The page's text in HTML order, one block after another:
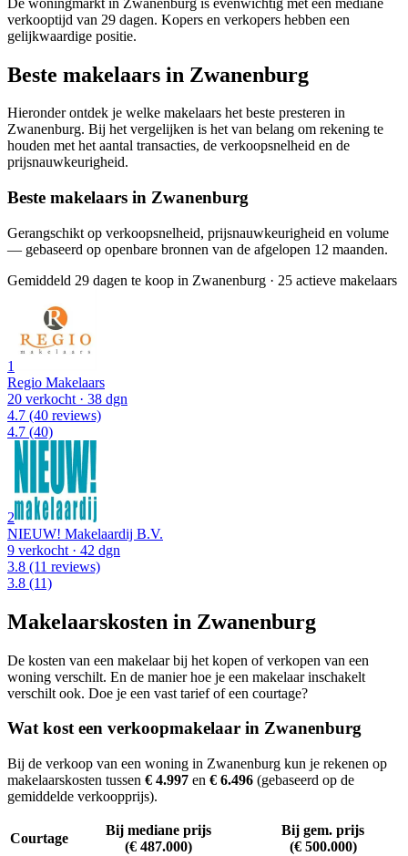
verkooptijd van 29 dagen. Kopers en verkopers hebben een
gelijkwaardige positie.
Beste makelaars in Zwanenburg
Hieronder ontdek je welke makelaars het beste presteren in
Zwanenburg. Bij het vergelijken is het van belang om rekening te
houden met het aantal transacties, de verkoopsnelheid en de
prijsnauwkeurigheid.
Beste makelaars in Zwanenburg
Gerangschikt op verkoopsnelheid, prijsnauwkeurigheid en volume
— gebaseerd op openbare bronnen van de afgelopen 12 maanden.
Gemiddeld 29 dagen te koop in Zwanenburg · 25 actieve makelaars
1
Regio Makelaars
20 verkocht · 38 dgn
4.7 (40 reviews)
4.7 (40)
2
NIEUW! Makelaardij B.V.
9 verkocht · 42 dgn
3.8 (11 reviews)
3.8 (11)
Makelaarskosten in Zwanenburg
De kosten van een makelaar bij het kopen of verkopen van een
woning verschilt. En de manier hoe je een makelaar inschakelt
verschilt ook. Doe je een vast tarief of een courtage?
Wat kost een verkoopmakelaar in Zwanenburg
Bij de verkoop van een woning in Zwanenburg kun je rekenen op
makelaarskosten tussen € 4.997 en € 6.496 (gebaseerd op de
gemiddelde verkoopprijs).
Courtage
Bij mediane prijs
(€ 487.000)
Bij gem. prijs
(€ 500.000)